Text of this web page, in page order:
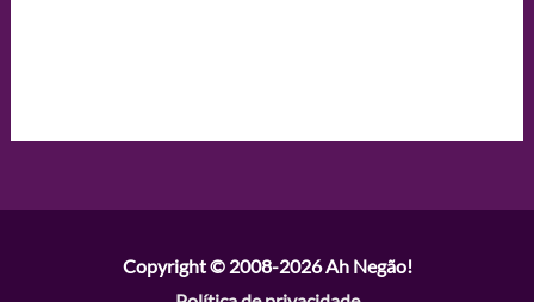
Copyright © 2008-2026Ah Negão!